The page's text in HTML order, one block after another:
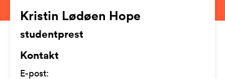
Kristin Lødøen Hope
studentprest
Kontakt
E-post: